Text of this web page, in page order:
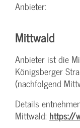
Anbieter:
Mittwald
Anbieter ist die
Königsberger
(nachfolgend
Details
Mittwald: https://